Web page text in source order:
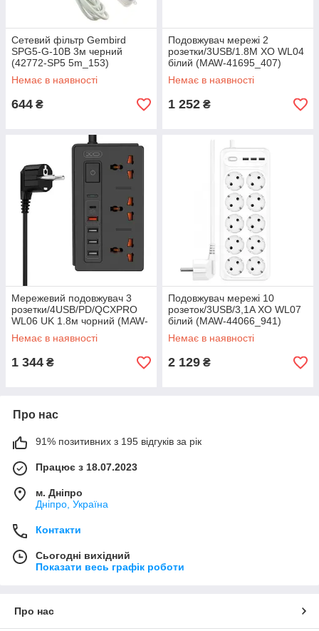
Сетевий фільтр Gembird
SPG5-G-10B 3м черний
(42772-SP5 5m_153)
Немає в наявності
644 ₴
Подовжувач мережі 2
розетки/3USB/1.8М XO WL04
білий (MAW-41695_407)
Немає в наявності
1 252 ₴
Мережевий подовжувач 3
розетки/4USB/PD/QCXPRO
WL06 UK 1.8м чорний (MAW-
44069_817)
Немає в наявності
1 344 ₴
Подовжувач мережі 10
розеток/3USB/3,1A XO WL07
білий (MAW-44066_941)
Немає в наявності
2 129 ₴
Про нас
91% позитивних з 195 відгуків за рік
Працює з 18.07.2023
м. Дніпро
Дніпро, Україна
Контакти
Сьогодні вихідний
Показати весь графік роботи
Про нас